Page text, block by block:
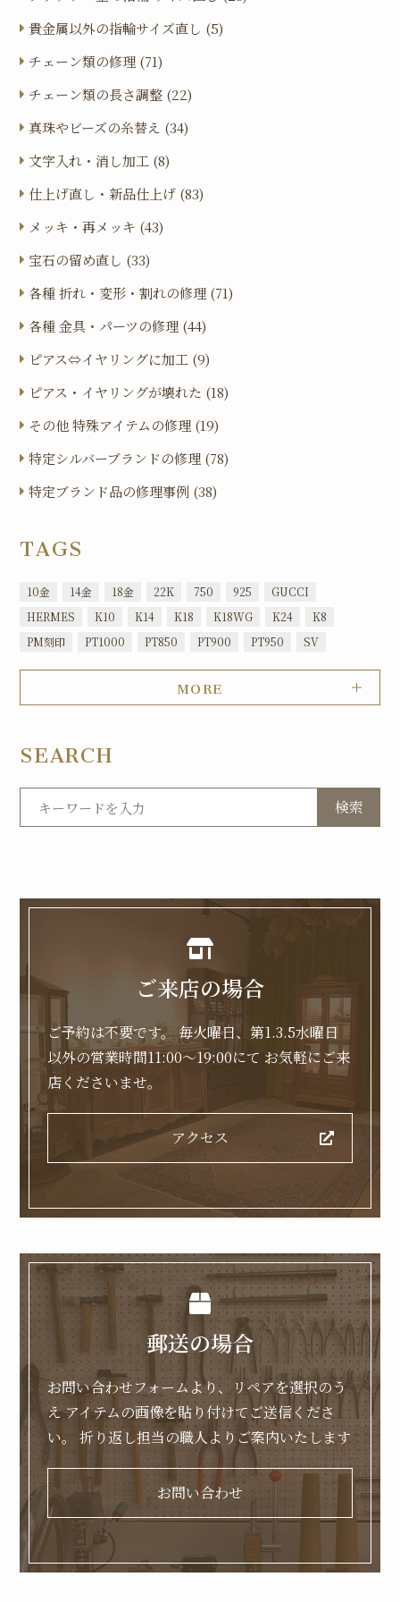
貴金属以外の指輪サイズ直し (5)
チェーン類の修理 (71)
チェーン類の長さ調整 (22)
真珠やビーズの糸替え (34)
文字入れ・消し加工 (8)
仕上げ直し・新品仕上げ (83)
メッキ・再メッキ (43)
宝石の留め直し (33)
各種 折れ・変形・割れの修理 (71)
各種 金具・パーツの修理 (44)
ピアス⇔イヤリングに加工 (9)
ピアス・イヤリングが壊れた (18)
その他 特殊アイテムの修理 (19)
特定シルバーブランドの修理 (78)
特定ブランド品の修理事例 (38)
TAGS
10金 14金 18金 22K 750 925
GUCCI
HERMES
K10 K14 K18 K18WG K24
K8
PM刻印
PT1000 PT850 PT900 PT950 SV
MORE
SEARCH
検索
ご来店の場合
ご予約は不要です。毎火曜日、第1.3.5水曜日
以外の営業時間11:00～19:00にて お気軽にご来
店くださいませ。
アクセス
郵送の場合
お問い合わせフォームより、リペアを選択のう
えアイテムの画像を貼り付けてご送信くださ
い。
折り返し担当の職人よりご案内いたします
お問い合わせ